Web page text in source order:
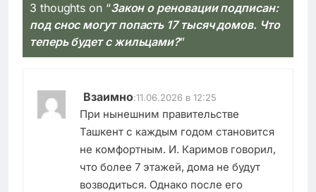
3 thoughts on “Закон о реновации подписан:
под снос могут попасть 17 тысяч домов. Что
теперь будет с жильцами?”
Взаимно:11.06.2026 в 12:25
При нынешним правительстве
Ташкент с каждым годом становится
не комфортным. И. Каримов говорил,
что более 7 этажей, дома не будут
возводиться. Однако после его